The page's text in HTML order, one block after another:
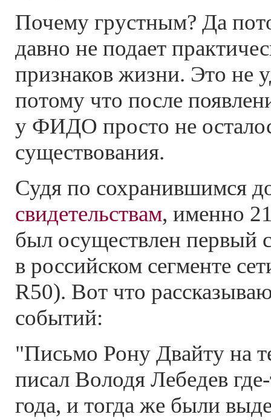
Почему грустным? Да
давно не подает
признаков жизни. Это не
потому что после
у ФИДО просто не
существования.
Судя по сохранившимся
свидетельствам, именно
был осуществлен первый
в российском сегменте
R50). Вот что
событий:
"Письмо Рону Двайту на
писал Володя Лебедев
года, и тогда же были